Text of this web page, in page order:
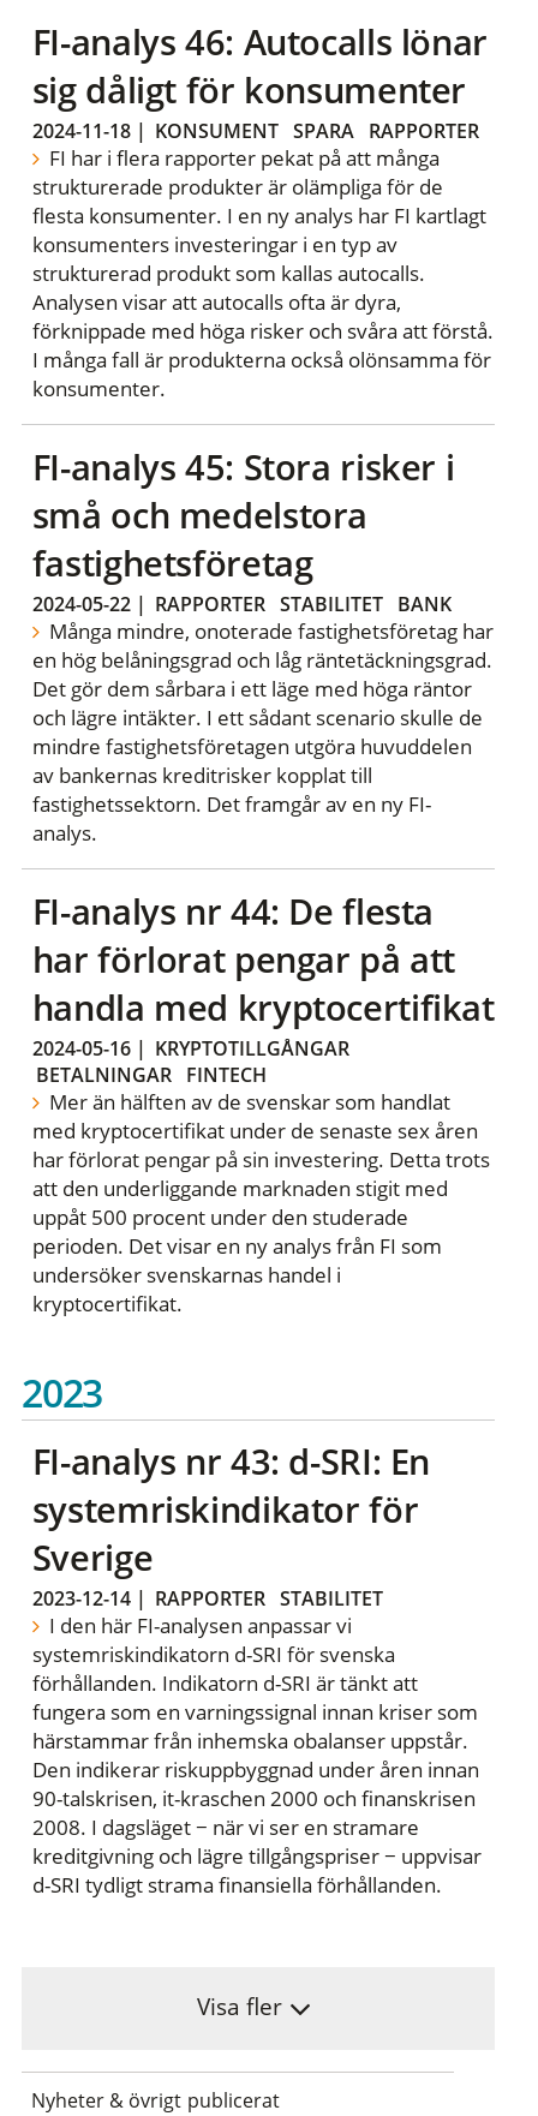
FI-analys 46: Autocalls lönar
sig dåligt för konsumenter
2024-11-18| KONSUMENT SPARA RAPPORTER
FI har i flera rapporter pekat på att många
strukturerade produkter är olämpliga för de
flesta konsumenter. I en ny analys har FI kartlagt
konsumenters investeringar i en typ av
strukturerad produkt som kallas autocalls.
Analysen visar att autocalls ofta är dyra,
förknippade med höga risker och svåra att förstå.
I många fall är produkterna också olönsamma för
konsumenter.
FI-analys 45: Stora risker i
små och medelstora
fastighetsföretag
2024-05-22| RAPPORTER STABILITET BANK
Många mindre, onoterade fastighetsföretag har
en hög belåningsgrad och låg räntetäckningsgrad.
Det gör dem sårbara i ett läge med höga räntor
och lägre intäkter. I ett sådant scenario skulle de
mindre fastighetsföretagen utgöra huvuddelen
av bankernas kreditrisker kopplat till
fastighetssektorn. Det framgår av en ny FI-
analys.
FI-analys nr 44: De flesta
har förlorat pengar på att
handla med kryptocertifikat
2024-05-16| KRYPTOTILLGÅNGAR
BETALNINGAR
FINTECH
Mer än hälften av de svenskar som handlat
med kryptocertifikat under de senaste sex åren
har förlorat pengar på sin investering. Detta trots
att den underliggande marknaden stigit med
uppåt 500 procent under den studerade
perioden. Det visar en ny analys från FI som
undersöker svenskarnas handel i
kryptocertifikat.
2023
FI-analys nr 43: d-SRI: En
systemriskindikator för
Sverige
2023-12-14| RAPPORTER STABILITET
I den här FI-analysen anpassar vi
systemriskindikatorn d-SRI för svenska
förhållanden. Indikatorn d-SRI är tänkt att
fungera som en varningssignal innan kriser som
härstammar från inhemska obalanser uppstår.
Den indikerar riskuppbyggnad under åren innan
90-talskrisen, it-kraschen 2000 och finanskrisen
2008. I dagsläget − när vi ser en stramare
kreditgivning och lägre tillgångspriser − uppvisar
d-SRI tydligt strama finansiella förhållanden.
Visa fler
Nyheter & övrigt publicerat